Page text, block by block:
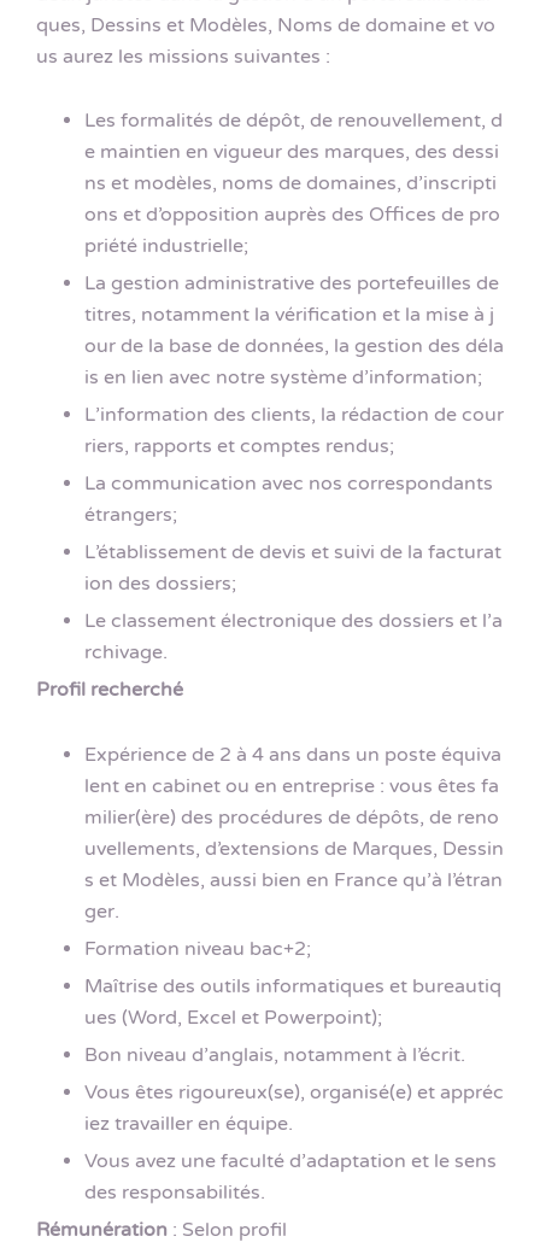
ques, Dessins et Modèles, Noms de domaine et vo
us aurez les missions suivantes :
Les formalités de dépôt, de renouvellement, d
e maintien en vigueur des marques, des dessi
ns et modèles, noms de domaines, d’inscripti
ons et d’opposition auprès des Offices de pro
priété industrielle;
La gestion administrative des portefeuilles de
titres, notamment la vérification et la mise à j
our de la base de données, la gestion des déla
is en lien avec notre système d’information;
L’information des clients, la rédaction de cour
riers, rapports et comptes rendus;
La communication avec nos correspondants
étrangers;
L’établissement de devis et suivi de la facturat
ion des dossiers;
Le classement électronique des dossiers et l’a
rchivage.
Profil recherché
Expérience de 2 à 4 ans dans un poste équiva
lent en cabinet ou en entreprise : vous êtes fa
milier(ère) des procédures de dépôts, de reno
uvellements, d’extensions de Marques, Dessin
s et Modèles, aussi bien en France qu’à l’étran
ger.
Formation niveau bac+2;
Maîtrise des outils informatiques et bureautiq
ues (Word, Excel et Powerpoint);
Bon niveau d’anglais, notamment à l’écrit.
Vous êtes rigoureux(se), organisé(e) et appréc
iez travailler en équipe.
Vous avez une faculté d’adaptation et le sens
des responsabilités.
Rémunération : Selon profil